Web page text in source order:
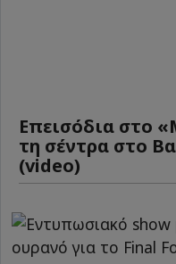
Επεισόδια στο
τη σέντρα στο
(video)